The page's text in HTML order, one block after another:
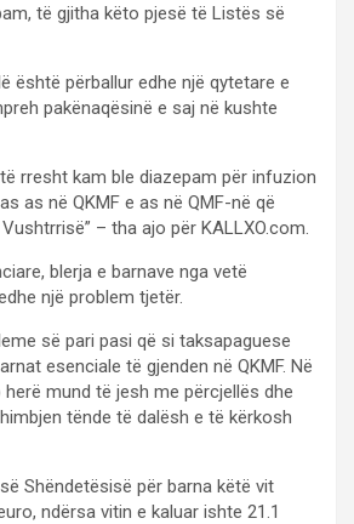
të gjitha këto pjesë të Listës së
është përballur edhe një qytetare e
pakënaqësinë e saj në kushte
rresht kam ble diazepam për infuzion
as në QKMF e as në QMF-në që
– tha ajo për KALLXO.com.
blerja e barnave nga vetë
një problem tjetër.
së pari pasi që si taksapaguese
esenciale të gjenden në QKMF. Në
mund të jesh me përcjellës dhe
tënde të dalësh e të kërkosh
Shëndetësisë për barna këtë vit
ndërsa vitin e kaluar ishte 21.1